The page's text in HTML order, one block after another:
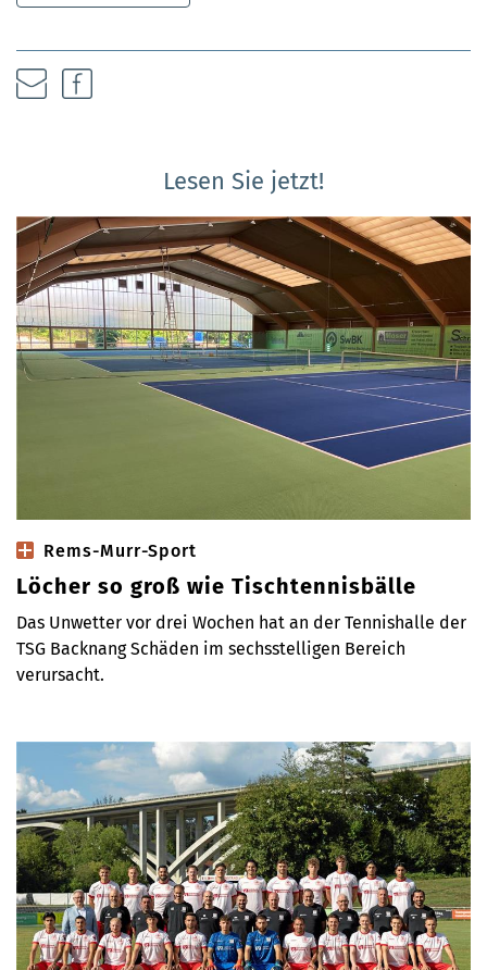
Lesen Sie jetzt!
Rems-Murr-Sport
Löcher so groß wie Tischtennisbälle
Das Unwetter vor drei Wochen hat an der Tennishalle der
TSG Backnang Schäden im sechsstelligen Bereich
verursacht.